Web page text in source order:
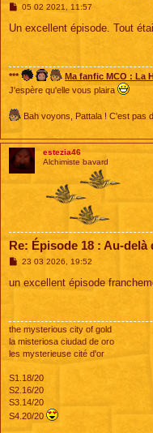
M
s
05 02 2021, 11:57
Un excellent épisode. Tout
*** Ma fanfic MCO : La
J'espère qu'elle vous plaira
Bah voyons, Pattala ! C'est pas
estezia46
Alchimiste bavard
Re: Épisode 18 : Au-
M
s
23 03 2026, 19:52
un excellent épisode
the mysterious city of gold
la misteriosa ciudad de oro
les mysterieuse cité d'or
S1.18/20
S2.16/20
S3.14/20
S4.20/20